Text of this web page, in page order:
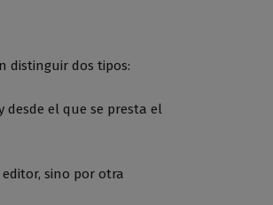
distinguir dos tipos:
el que se presta el
sino por otra